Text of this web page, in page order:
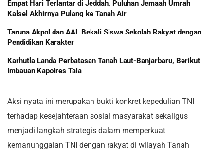
Empat Hari Terlantar di Jeddah, Puluhan Jemaah Umrah
Kalsel Akhirnya Pulang ke Tanah Air
Taruna Akpol dan AAL Bekali Siswa Sekolah Rakyat dengan
Pendidikan Karakter
Karhutla Landa Perbatasan Tanah Laut-Banjarbaru, Berikut
Imbauan Kapolres Tala
Aksi nyata ini merupakan bukti konkret kepedulian TNI
terhadap kesejahteraan sosial masyarakat sekaligus
menjadi langkah strategis dalam memperkuat
kemanunggalan TNI dengan rakyat di wilayah Tanah